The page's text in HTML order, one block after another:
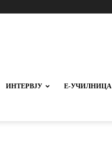
ИНТЕРВЈУ Е-УЧИЛНИЦА